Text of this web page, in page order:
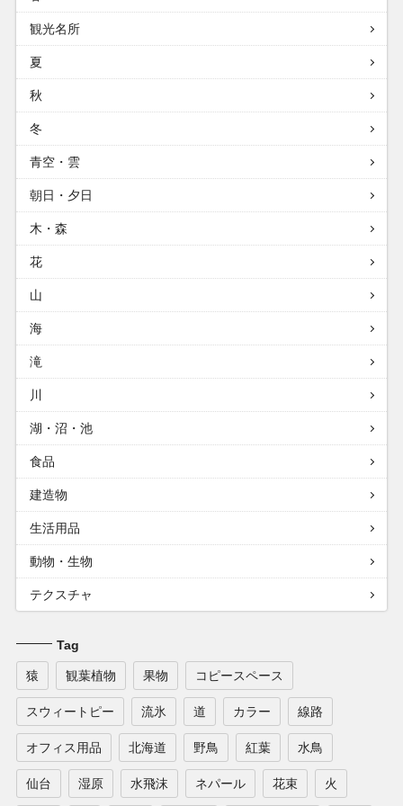
観光名所
夏
秋
冬
青空・雲
朝日・夕日
木・森
花
山
海
滝
川
湖・沼・池
食品
建造物
生活用品
動物・生物
テクスチャ
Tag
猿 観葉植物 果物 コピースペース
スウィートピー 流氷 道 カラー 線路
オフィス用品 北海道 野鳥 紅葉 水鳥
仙台 湿原 水飛沫 ネパール 花束 火